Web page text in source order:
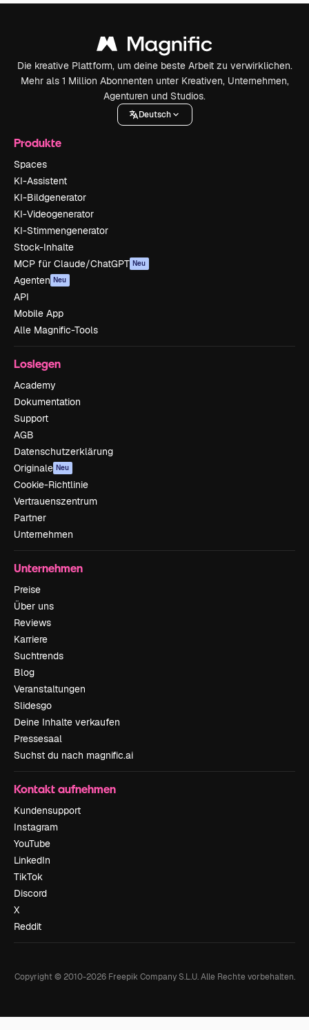
Die kreative Plattform, um deine beste Arbeit zu verwirklichen.
Mehr als 1 Million Abonnenten unter Kreativen, Unternehmen,
Agenturen und Studios.
Deutsch
Produkte
Spaces
KI-Assistent
KI-Bildgenerator
KI-Videogenerator
KI-Stimmengenerator
Stock-Inhalte
MCP für Claude/ChatGPT Neu
Agenten Neu
API
Mobile App
Alle Magnific-Tools
Loslegen
Academy
Dokumentation
Support
AGB
Datenschutzerklärung
Originale Neu
Cookie-Richtlinie
Vertrauenszentrum
Partner
Unternehmen
Unternehmen
Preise
Über uns
Reviews
Karriere
Suchtrends
Blog
Veranstaltungen
Slidesgo
Deine Inhalte verkaufen
Pressesaal
Suchst du nach magnific.ai
Kontakt aufnehmen
Kundensupport
Instagram
YouTube
LinkedIn
TikTok
Discord
X
Reddit
Copyright © 2010-2026Freepik Company S.L.U. Alle Rechte vorbehalten.